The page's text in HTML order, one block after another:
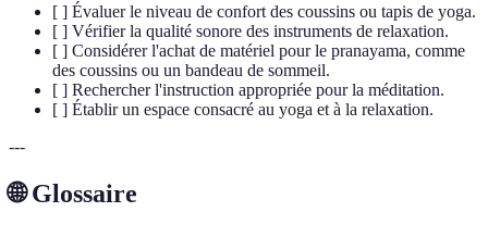
[ ] Évaluer le niveau de confort des coussins ou tapis de yoga.
[ ] Vérifier la qualité sonore des instruments de relaxation.
[ ] Considérer l'achat de matériel pour le pranayama, comme
des coussins ou un bandeau de sommeil.
[ ] Rechercher l'instruction appropriée pour la méditation.
[ ] Établir un espace consacré au yoga et à la relaxation.
---
🌐 Glossaire